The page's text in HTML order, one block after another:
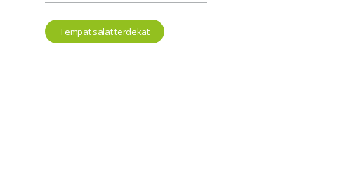
Tempat salat terdekat